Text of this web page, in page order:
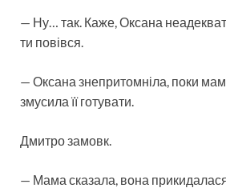
— Ну… так. Каже, Оксана
ти повівся.
— Оксана знепритомніла, поки
змусила її готувати.
Дмитро замовк.
— Мама сказала, вона